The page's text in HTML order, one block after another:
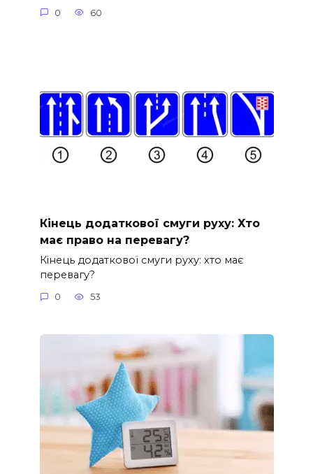
0 60
Кінець додаткової смуги руху: Хто
має право на перевагу?
Кінець додаткової смуги руху: хто має
перевагу?
0 53